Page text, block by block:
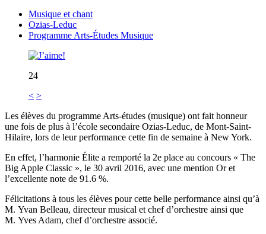
Musique et chant
Ozias-Leduc
Programme Arts-Études Musique
24
< >
Les élèves du programme Arts-études (musique) ont fait honneur
une fois de plus à l’école secondaire Ozias-Leduc, de Mont-Saint-
Hilaire, lors de leur performance cette fin de semaine à New York.
En effet, l’harmonie Élite a remporté la 2e place au concours « The
Big Apple Classic », le 30 avril 2016, avec une mention Or et
l’excellente note de 91.6 %.
Félicitations à tous les élèves pour cette belle performance ainsi qu’à
M. Yvan Belleau, directeur musical et chef d’orchestre ainsi que
M. Yves Adam, chef d’orchestre associé.